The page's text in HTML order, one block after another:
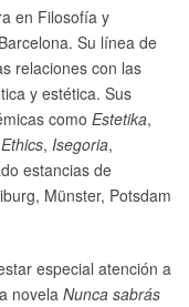
en Filosofía y
Su línea de
relaciones con las
y estética. Sus
como Estetika,
, Isegoria,
estancias de
Münster, Potsdam
especial atención a
novela Nunca sabrás